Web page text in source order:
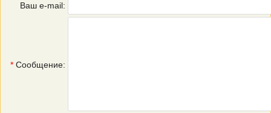
Ваш e-mail:
* Сообщение: